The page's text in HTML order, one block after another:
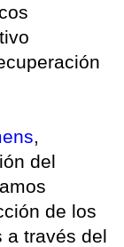
,
del
de los
a través del